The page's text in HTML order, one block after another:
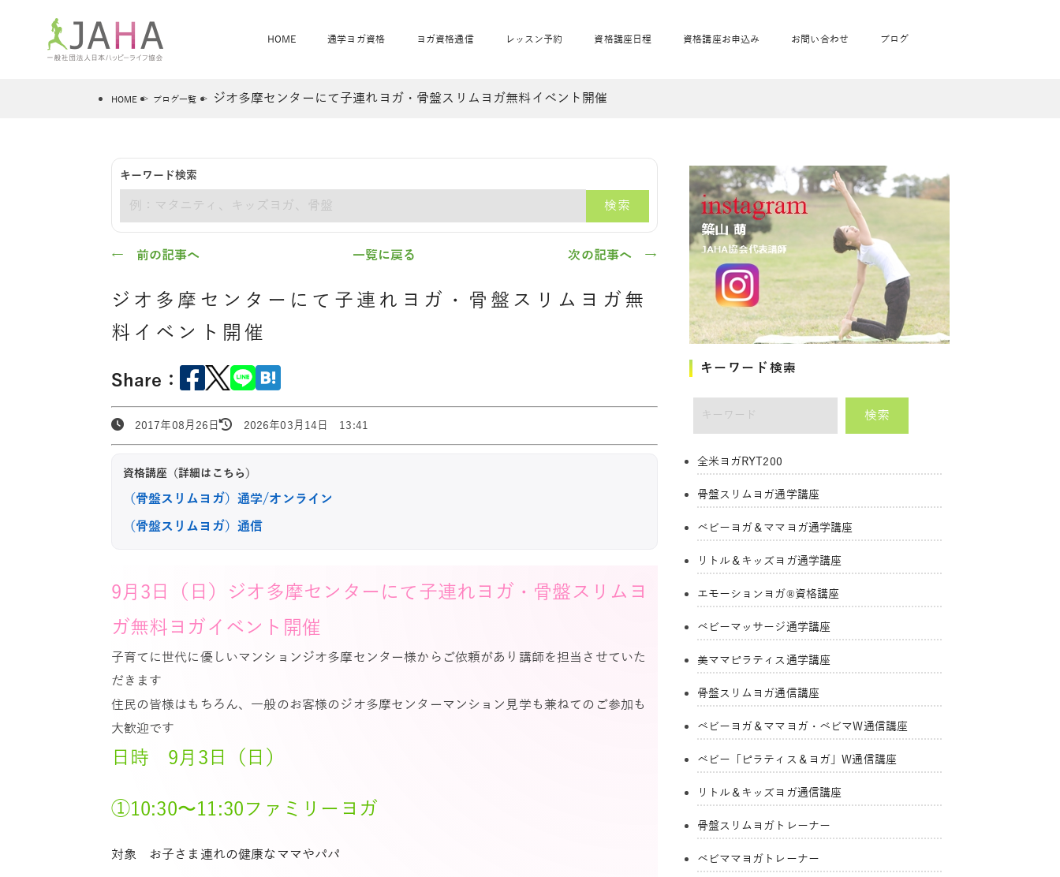
HOME
JAHAについて JAHAヨガスタジオ概要 直営校ブログ
通学ヨガ資格
JAHA資格講座一覧 卒業生の声 養成講座お申込み
リトル＆キッズヨガ通学
エモーションヨガ®通学
ベビーマッサージ通学
美ママピラティス通学
ヨガ資格通信
骨盤スリムヨガ®通信 ベビママヨガW通信 ベビー「ピラティス＆ヨガ」W通信 リトル＆キッズヨガ通信
レッスン予約
ヨガレッスンカレンダー オンラインヨガ詳細 出張ヨガ・オフィスヨガ
ベビママヨガ
ベビーチャクラマッサージ
JAHAnavi Lesson
資格講座日程
全米ヨガRYT200
骨盤スリムヨガ
®
オンライン講座
資格講座お申込み お問い合わせ ブログ
HOME ブログ一覧 ジオ多摩センターにて子連れヨガ・骨盤スリムヨガ無料イベント開催
キーワード検索
検索
← 前の記事へ 一覧に戻る 次の記事へ →
ジオ多摩センターにて子連れヨガ・骨盤スリムヨガ無
料イベント開催
Share：
2017年08月26日 2026年03月14日 13:41
資格講座（詳細はこちら）
（骨盤スリムヨガ）通学/オンライン
（骨盤スリムヨガ）通信
9月3日（日）ジオ多摩センター にて子連れヨガ・骨盤スリムヨ
ガ無料ヨガイベント開催
子育てに世代に優しいマンションジオ多摩センター様からご依頼があり講師を担当させていた
だきます
住民の皆様はもちろん、一般のお客様のジオ多摩センターマンション見学も兼ねてのご参加も
大歓迎です
日時 9月3日（日）
①10:30〜11:30ファミリーヨガ
対象 お子さま連れの健康なママやパパ
キーワード検索
検索
全米ヨガRYT200
骨盤スリムヨガ通学講座
ベビーヨガ＆ママヨガ通学講座
リトル＆キッズヨガ通学講座
エモーションヨガ®資格講座
ベビーマッサージ通学講座
美ママピラティス通学講座
骨盤スリムヨガ通信講座
ベビーヨガ＆ママヨガ・ベビマW通信講座
ベビー「ピラティス＆ヨガ」W通信講座
リトル＆キッズヨガ通信講座
骨盤スリムヨガトレーナー
ベビママヨガトレーナー